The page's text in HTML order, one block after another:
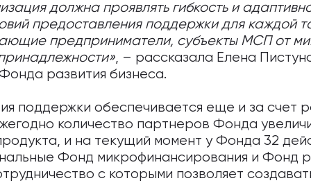
должна проявлять гибкость и
предоставления поддержки для каждой
предприниматели, субъекты МСП от
, – рассказала Елена
развития бизнеса.
поддержки обеспечивается еще и за счет
количество партнеров Фонда
и на текущий момент у Фонда 32
Фонд микрофинансирования и Фонд
с которыми позволяет